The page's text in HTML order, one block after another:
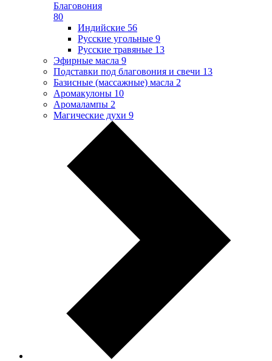
Благовония
80
Индийские 56
Русские угольные 9
Русские травяные 13
Эфирные масла 9
Подставки под благовония и свечи 13
Базисные (массажные) масла 2
Аромакулоны 10
Аромалампы 2
Магические духи 9